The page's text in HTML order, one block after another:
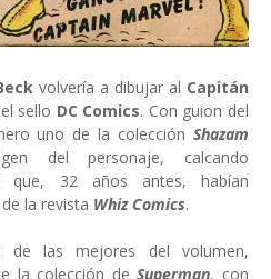
volvería a dibujar al Capitán
sello DC Comics. Con guion del
uno de la colecciónShazam
del personaje, calcando
que, 32 años antes, habían
la revista Whiz Comics.
de las mejores del volumen,
la colección deSuperman, con